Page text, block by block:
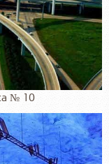
№ 10